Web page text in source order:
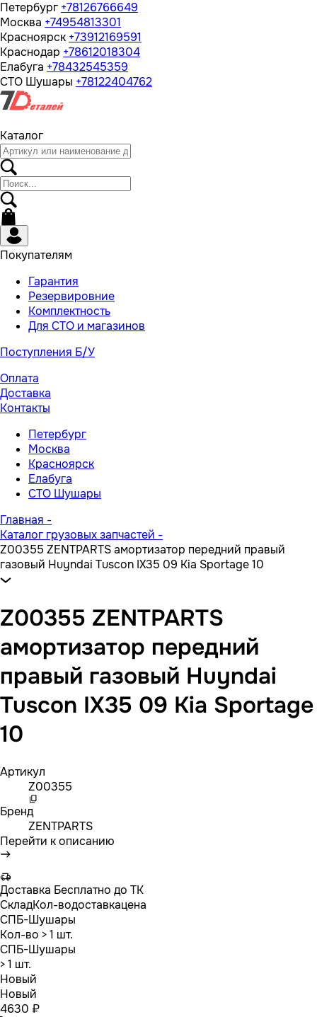
Петербург +78126766649
Москва +74954813301
Красноярск +73912169591
Краснодар +78612018304
Елабуга +78432545359
СТО Шушары +78122404762
Каталог
Покупателям
Гарантия
Резервировние
Комплектность
Для СТО и магазинов
Поступления Б/У
Оплата
Доставка
Контакты
Петербург
Москва
Красноярск
Елабуга
СТО Шушары
Главная -
Каталог грузовых запчастей -
Z00355 ZENTPARTS амортизатор передний правый
газовый Huyndai Tuscon IX35 09 Kia Sportage 10
Z00355 ZENTPARTS
амортизатор передний
правый газовый Huyndai
Tuscon IX35 09 Kia Sportage
10
Артикул
Z00355
Бренд
ZENTPARTS
Перейти к описанию
Доставка Бесплатно до ТК
СкладКол-водоставкацена
СПБ-Шушары
Кол-во > 1 шт.
СПБ-Шушары
> 1 шт.
Новый
Новый
4630 ₽